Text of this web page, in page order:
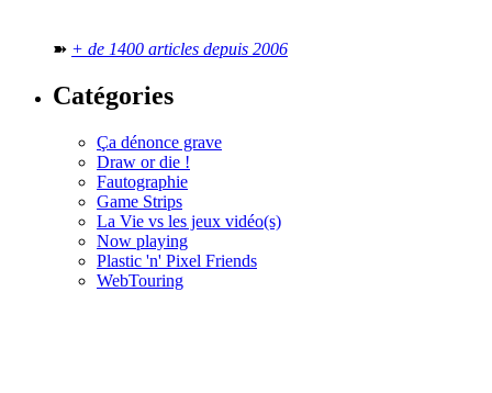
➽ + de 1400 articles depuis 2006
Catégories
Ça dénonce grave
Draw or die !
Fautographie
Game Strips
La Vie vs les jeux vidéo(s)
Now playing
Plastic 'n' Pixel Friends
WebTouring